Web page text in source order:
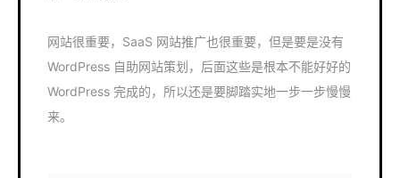
网站很重要，SaaS 网站推广也很重要，但是要是没有
WordPress 自助网站策划，后面这些是根本不能好好的
WordPress 完成的，所以还是要脚踏实地一步一步慢慢
来。